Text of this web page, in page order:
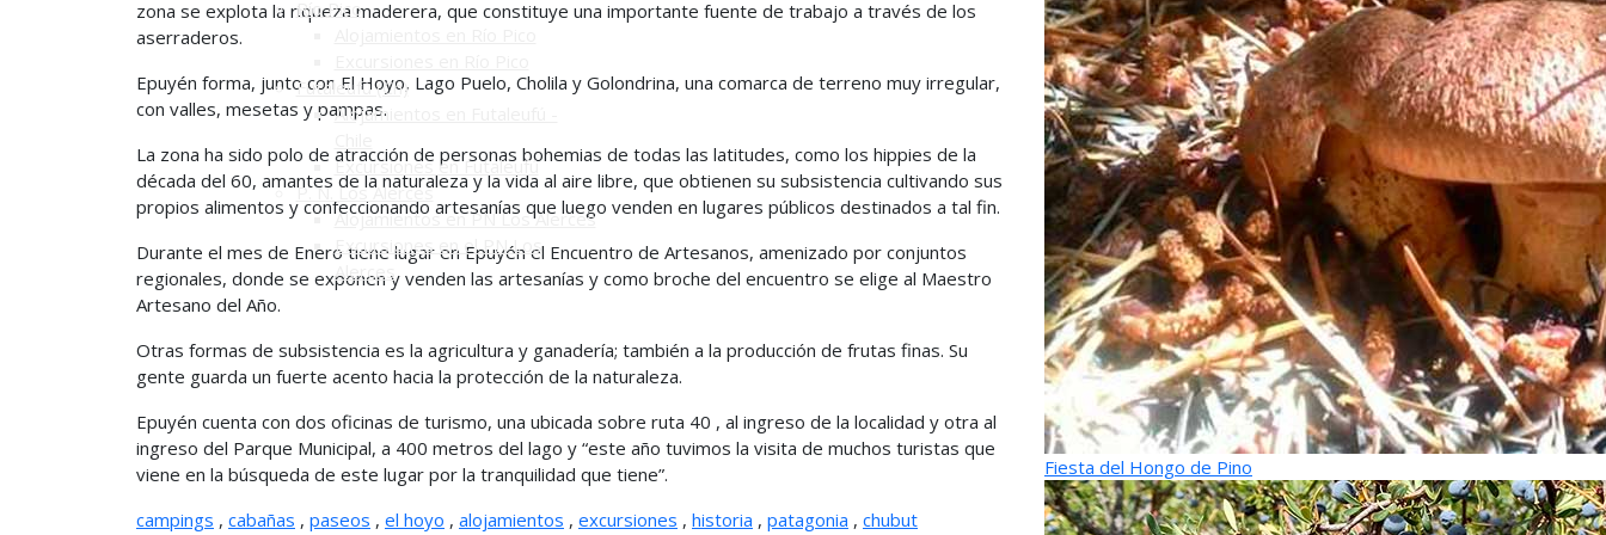
Río Pico
Futaleufú (Ch)
Alojamientos en Futaleufú -
Excursiones en Futaleufú
P. N. Los Alerces
Alojamientos en PN Los Alerces
Excursiones en el PN Los
Alerces
zona se explota la riqueza maderera, que constituye una importante fuente de trabajo a través de los
aserraderos.
Epuyén forma, junto con El Hoyo, Lago Puelo, Cholila y Golondrina, una comarca de terreno muy irregular,
con valles, mesetas y pampas.
La zona ha sido polo de atracción de personas bohemias de todas las latitudes, como los hippies de la
década del 60, amantes de la naturaleza y la vida al aire libre, que obtienen su subsistencia cultivando sus
propios alimentos y confeccionando artesanías que luego venden en lugares públicos destinados a tal fin.
Durante el mes de Enero tiene lugar en Epuyén el Encuentro de Artesanos, amenizado por conjuntos
regionales, donde se exponen y venden las artesanías y como broche del encuentro se elige al Maestro
Artesano del Año.
Otras formas de subsistencia es la agricultura y ganadería; también a la producción de frutas finas. Su
gente guarda un fuerte acento hacia la protección de la naturaleza.
Epuyén cuenta con dos oficinas de turismo, una ubicada sobre ruta 40 , al ingreso de la localidad y otra al
ingreso del Parque Municipal, a 400 metros del lago y “este año tuvimos la visita de muchos turistas que
viene en la búsqueda de este lugar por la tranquilidad que tiene”.
campings , cabañas , paseos , el hoyo , alojamientos , excursiones , historia , patagonia , chubut
Fiesta del Hongo de Pino